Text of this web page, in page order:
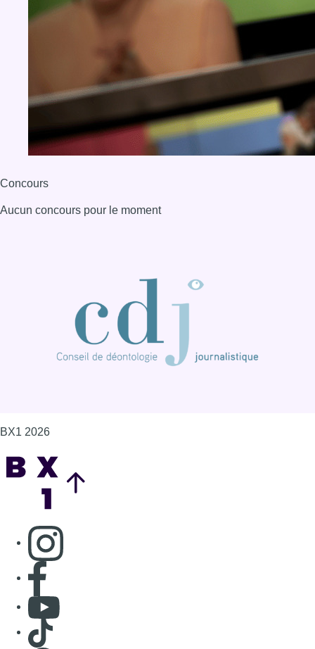
Aucun concours pour le moment
Consulter page Instagram
S'abonner à notre newsletter
Connaître BX1
Publicité
Offres d'emploi
Contact
Mentions légales
Politique de cookies (UE)
Gérer les cookies